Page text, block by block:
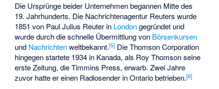
Die Ursprünge beider Unternehmen begannen Mitte des
19. Jahrhunderts. Die Nachrichtenagentur Reuters wurde
1851 von Paul Julius Reuter in Londongegründet und
wurde durch die schnelle Übermittlung von Börsenkursen
und Nachrichtenweltbekannt.[5] Die Thomson Corporation
hingegen startete 1934 in Kanada, als Roy Thomson seine
erste Zeitung, die Timmins Press, erwarb. Zwei Jahre
zuvor hatte er einen Radiosender in Ontario betrieben.[6]